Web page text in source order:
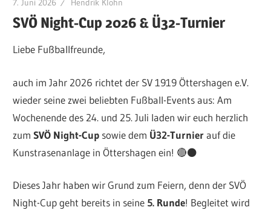
7. Juni 2026 Hendrik Klohn
SVÖ Night-Cup 2026 & Ü32-Turnier
Liebe Fußballfreunde,
auch im Jahr 2026 richtet der SV 1919 Öttershagen e.V.
wieder seine zwei beliebten Fußball-Events aus: Am
Wochenende des 24. und 25. Juli laden wir euch herzlich
zum SVÖ Night-Cup sowie dem Ü32-Turnierauf die
Kunstrasenanlage in Öttershagen ein! 🔴⚫️
Dieses Jahr haben wir Grund zum Feiern, denn der SVÖ
Night-Cup geht bereits in seine 5. Runde! Begleitet wird